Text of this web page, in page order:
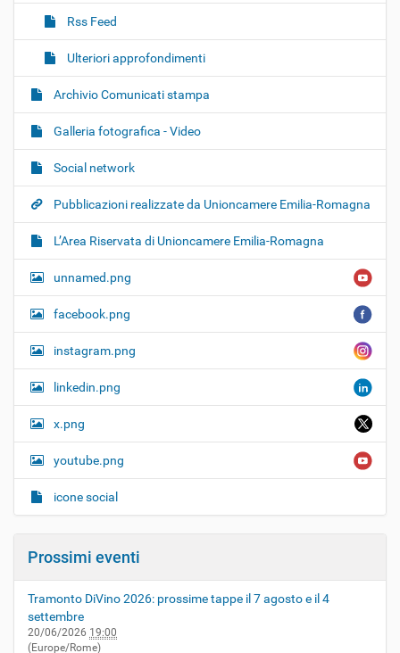
Rss Feed
Ulteriori approfondimenti
Archivio Comunicati stampa
Galleria fotografica - Video
Social network
Pubblicazioni realizzate da Unioncamere Emilia-Romagna
L’Area Riservata di Unioncamere Emilia-Romagna
unnamed.png
facebook.png
instagram.png
linkedin.png
x.png
youtube.png
icone social
Prossimi eventi
Tramonto DiVino 2026: prossime tappe il 7 agosto e il 4
settembre
20/06/2026 19:00
(Europe/Rome)